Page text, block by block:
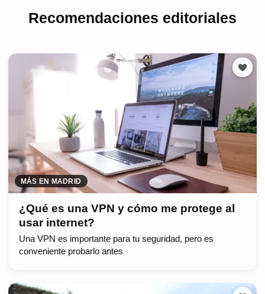
Recomendaciones editoriales
MÁS EN MADRID
¿Qué es una VPN y cómo me protege al
usar internet?
Una VPN es importante para tu seguridad, pero es
conveniente probarlo antes